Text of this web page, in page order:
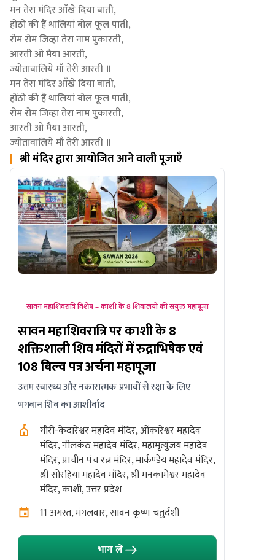
मन तेरा मंदिर आँखे दिया बाती,
होंठो की हैं थालियां बोल फूल पाती,
रोम रोम जिव्हा तेरा नाम पुकारती,
आरती ओ मैया आरती,
ज्योतावालिये माँ तेरी आरती ॥
मन तेरा मंदिर आँखे दिया बाती,
होंठो की हैं थालियां बोल फूल पाती,
रोम रोम जिव्हा तेरा नाम पुकारती,
आरती ओ मैया आरती,
ज्योतावालिये माँ तेरी आरती ॥
श्री मंदिर द्वारा आयोजित आने वाली पूजाएँ
सावन महाशिवरात्रि विशेष – काशी के 8 शिवालयों की संयुक्त महापूजा
सावन महाशिवरात्रि पर काशी के 8
शक्तिशाली शिव मंदिरों में रुद्राभिषेक एवं
108 बिल्व पत्र अर्चना महापूजा
उत्तम स्वास्थ्य और नकारात्मक प्रभावों से रक्षा के लिए
भगवान शिव का आशीर्वाद
गौरी-केदारेश्वर महादेव मंदिर, ओंकारेश्वर महादेव
मंदिर, नीलकंठ महादेव मंदिर, महामृत्युंजय महादेव
मंदिर, प्राचीन पंच रत्न मंदिर, मार्कण्डेय महादेव मंदिर,
श्री सोरहिया महादेव मंदिर, श्री मनकामेश्वर महादेव
मंदिर, काशी, उत्तर प्रदेश
11 अगस्त, मंगलवार, सावन कृष्ण चतुर्दशी
भाग लें